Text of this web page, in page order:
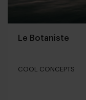
Le Botaniste
COOL CONCEPTS